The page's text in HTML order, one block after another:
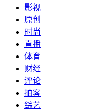
影视
原创
时尚
直播
体育
财经
评论
拍客
综艺